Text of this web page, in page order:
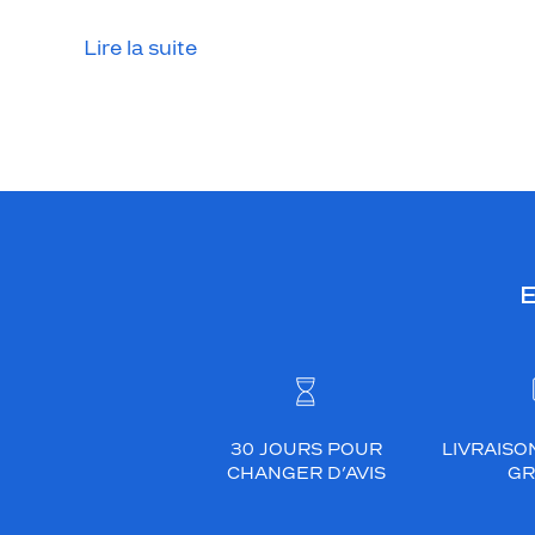
Lire la suite
30 JOURS POUR
CHANGER D’AVIS